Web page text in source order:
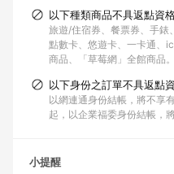
以下種類商品不具返點資
旅遊/住宿券、餐票券、手錶
點數卡、悠遊卡、一卡通、
商品、「草莓網」全館商品。
以下身份之訂單不具返點
以網連通身份結帳，將不享
起，以企業福委身份結帳，
小提醒